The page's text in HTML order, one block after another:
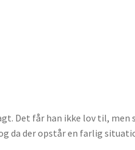
Det får han ikke lov til, men
da der opstår en farlig